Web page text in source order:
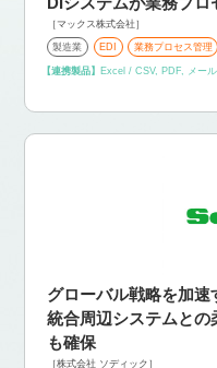
［マックス株式会社］
製造業 EDI 業務プロセス管理
【連携製品】 Excel / CSV, PDF, メール
グローバル戦略を加
統合周辺システムとの
も確保
［株式会社 ソディック］